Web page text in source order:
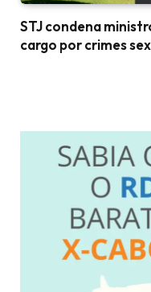
STJ condena
cargo por crimes